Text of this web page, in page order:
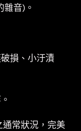
音)。
損、小汙漬
常狀況，完美